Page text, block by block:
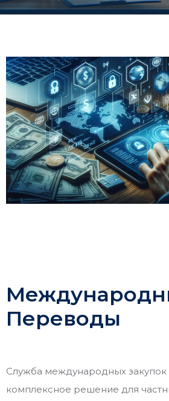
Переводы
Служба международных закупок
комплексное решение для